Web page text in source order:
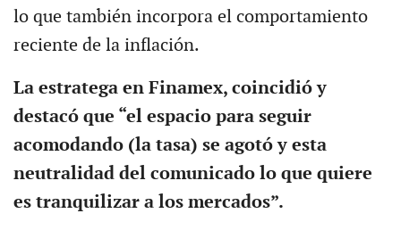
lo que también incorpora el comportamiento
reciente de la inflación.
La estratega en Finamex, coincidió y
destacó que “el espacio para seguir
acomodando (la tasa) se agotó y esta
neutralidad del comunicado lo que quiere
es tranquilizar a los mercados”.